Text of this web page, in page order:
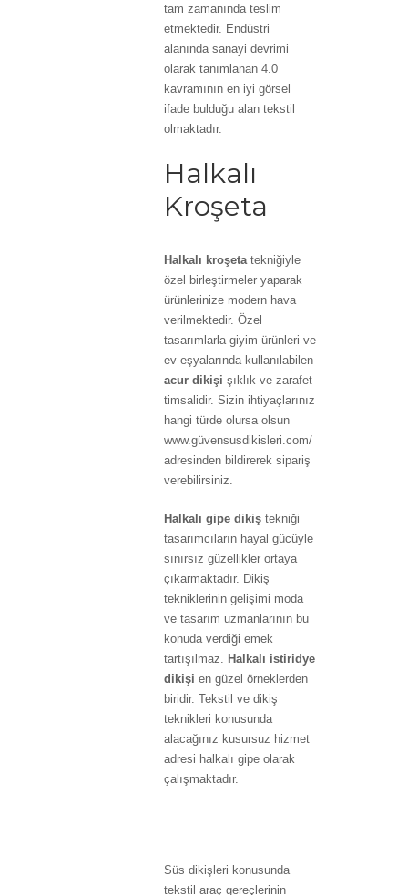
tam zamanında teslim
etmektedir. Endüstri
alanında sanayi devrimi
olarak tanımlanan 4.0
kavramının en iyi görsel
ifade bulduğu alan tekstil
olmaktadır.
Halkalı
Kroşeta
Halkalı kroşeta tekniğiyle
özel birleştirmeler yaparak
ürünlerinize modern hava
verilmektedir. Özel
tasarımlarla giyim ürünleri ve
ev eşyalarında kullanılabilen
acur dikişi şıklık ve zarafet
timsalidir. Sizin ihtiyaçlarınız
hangi türde olursa olsun
www.güvensusdikisleri.com/
adresinden bildirerek sipariş
verebilirsiniz.
Halkalı gipe dikiş tekniği
tasarımcıların hayal gücüyle
sınırsız güzellikler ortaya
çıkarmaktadır. Dikiş
tekniklerinin gelişimi moda
ve tasarım uzmanlarının bu
konuda verdiği emek
tartışılmaz. Halkalı istiridye
dikişi en güzel örneklerden
biridir. Tekstil ve dikiş
teknikleri konusunda
alacağınız kusursuz hizmet
adresi halkalı gipe olarak
çalışmaktadır.
Süs dikişleri konusunda
tekstil araç gereçlerinin